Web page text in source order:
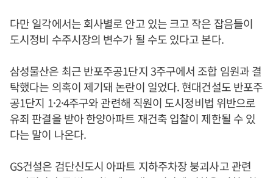
다만 일각에서는 회사별로 안고 있는 크고 작은 잡음들이
도시정비 수주시장의 변수가 될 수도 있다고 본다.
삼성물산은 최근 반포주공1단지 3주구에서 조합 임원과 결
탁했다는 의혹이 제기돼 논란이 일었다. 현대건설도 반포주
공1단지 1·2·4주구와 관련해 직원이 도시정비법 위반으로
유죄 판결을 받아 한양아파트 재건축 입찰이 제한될 수 있
다는 말이 나온다.
GS건설은 검단신도시 아파트 지하주차장 붕괴사고 관련